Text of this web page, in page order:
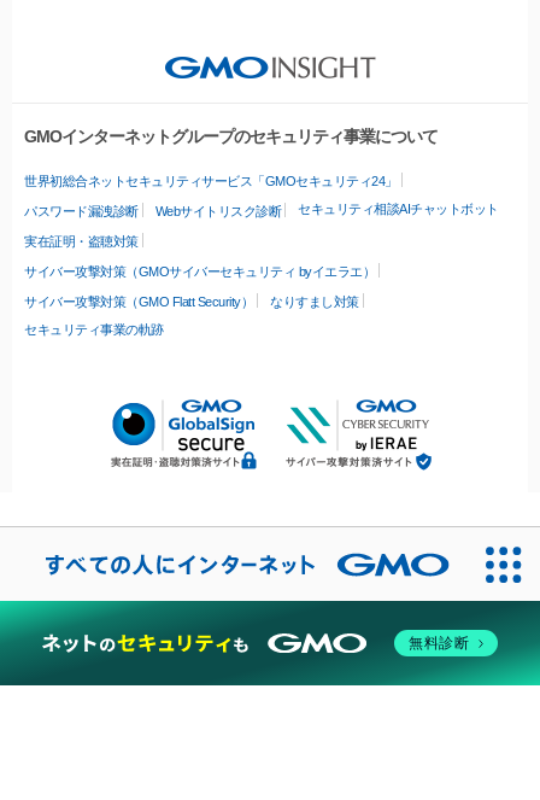
GMOインターネットグループのセキュリティ事業について
世界初総合ネットセキュリティサービス「GMOセキュリティ24」
パスワード漏洩診断 Webサイトリスク診断 セキュリティ相談AIチャットボット
実在証明・盗聴対策
サイバー攻撃対策（GMOサイバーセキュリティ byイエラエ）
サイバー攻撃対策（GMO Flatt Security）
なりすまし対策
セキュリティ事業の軌跡
無料診断